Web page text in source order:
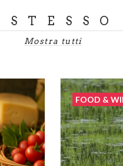
Mostra tutti
FOOD &